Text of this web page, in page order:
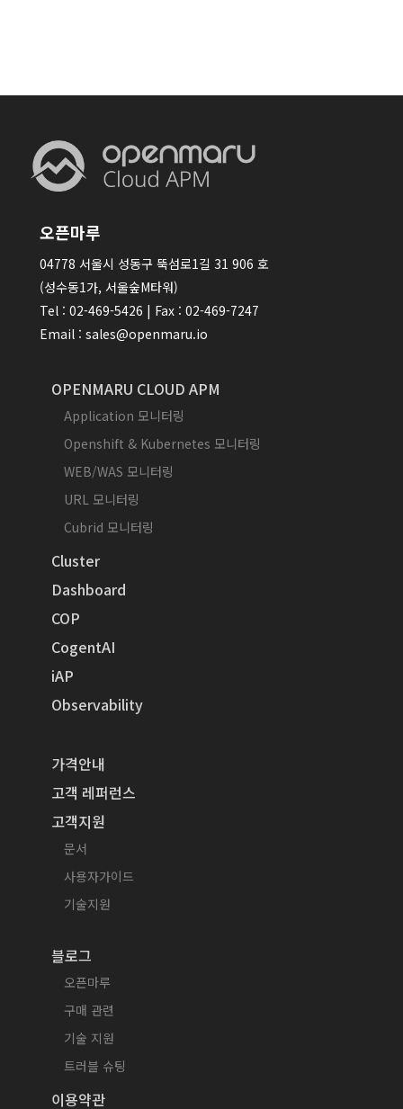
오픈마루
04778 서울시 성동구 뚝섬로1길 31 906 호
(성수동1가, 서울숲M타워)
Tel : 02-469-5426 | Fax : 02-469-7247
Email : sales@openmaru.io
OPENMARU CLOUD APM
Application 모니터링
Openshift & Kubernetes 모니터링
WEB/WAS 모니터링
URL 모니터링
Cubrid 모니터링
Cluster
Dashboard
COP
CogentAI
iAP
Observability
가격안내
고객 레퍼런스
고객지원
문서
사용자가이드
기술지원
블로그
오픈마루
구매 관련
기술 지원
트러블 슈팅
이용약관